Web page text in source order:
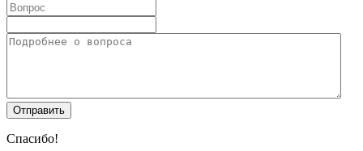
Спасибо!